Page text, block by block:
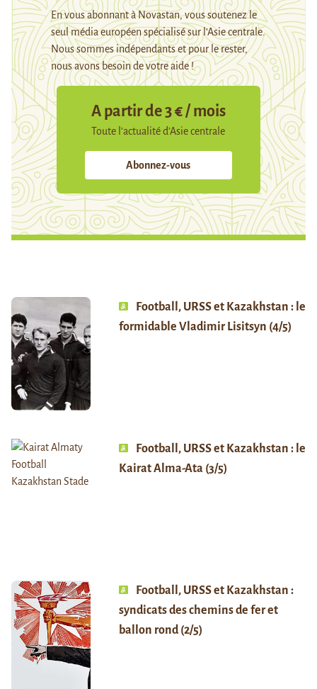
En vous abonnant à Novastan, vous soutenez le
seul média européen spécialisé sur l’Asie centrale.
Nous sommes indépendants et pour le rester,
nous avons besoin de votre aide !
A partir de 3 € / mois
Toute l’actualité d’Asie centrale
Abonnez-vous
Football, URSS et Kazakhstan : le
formidable Vladimir Lisitsyn (4/5)
Football, URSS et Kazakhstan : le
Kairat Alma-Ata (3/5)
Football, URSS et Kazakhstan :
syndicats des chemins de fer et
ballon rond (2/5)